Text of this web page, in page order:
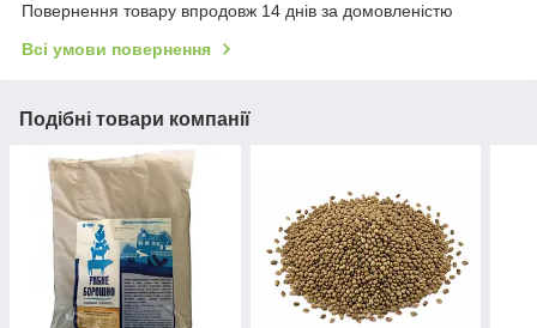
Повернення товару впродовж 14 днів за домовленістю
Всі умови повернення
Подібні товари компанії